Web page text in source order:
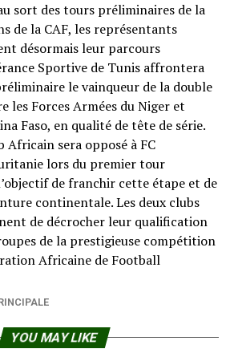
sort des tours préliminaires de la
de la CAF, les représentants
désormais leur parcours
Sportive de Tunis affrontera
le vainqueur de la double
Forces Armées du Niger et
Faso, en qualité de tête de série.
Africain sera opposé à FC
lors du premier tour
de franchir cette étape et de
continentale. Les deux clubs
de décrocher leur qualification
de la prestigieuse compétition
Africaine de Football⁠
YOU MAY LIKE